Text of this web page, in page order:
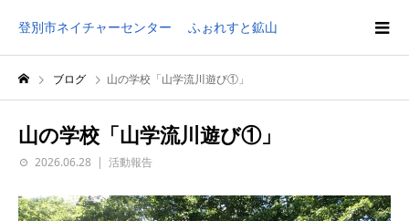
登別市ネイチャーセンター ふぉれすと鉱山
ブログ 山の学校「山学流川遊び①」
山の学校「山学流川遊び①」
2026.06.28 活動報告